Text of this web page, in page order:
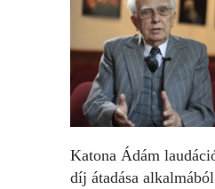
Katona Ádám
díj átadása alkalmából